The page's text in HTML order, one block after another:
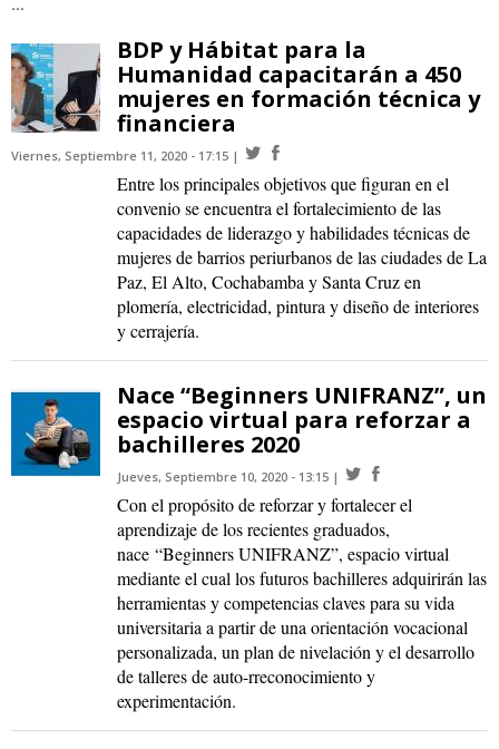
BDP y Hábitat para la
Humanidad capacitarán a 450
mujeres en formación técnica y
financiera
Viernes, Septiembre 11, 2020 - 17:15
Entre los principales objetivos que figuran en el
convenio se encuentra el fortalecimiento de las
capacidades de liderazgo y habilidades técnicas de
mujeres de barrios periurbanos de las ciudades de La
Paz, El Alto, Cochabamba y Santa Cruz en
plomería, electricidad, pintura y diseño de interiores
y cerrajería.
Nace “Beginners UNIFRANZ”, un
espacio virtual para reforzar a
bachilleres 2020
Jueves, Septiembre 10, 2020 - 13:15
Con el propósito de reforzar y fortalecer el
aprendizaje de los recientes graduados,
nace “Beginners UNIFRANZ”, espacio virtual
mediante el cual los futuros bachilleres adquirirán las
herramientas y competencias claves para su vida
universitaria a partir de una orientación vocacional
personalizada, un plan de nivelación y el desarrollo
de talleres de auto-rreconocimiento y
experimentación.